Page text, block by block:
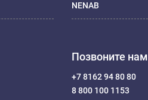
NENAB
Позвоните нам
+7 8162 94 80 80
8 800 100 1153